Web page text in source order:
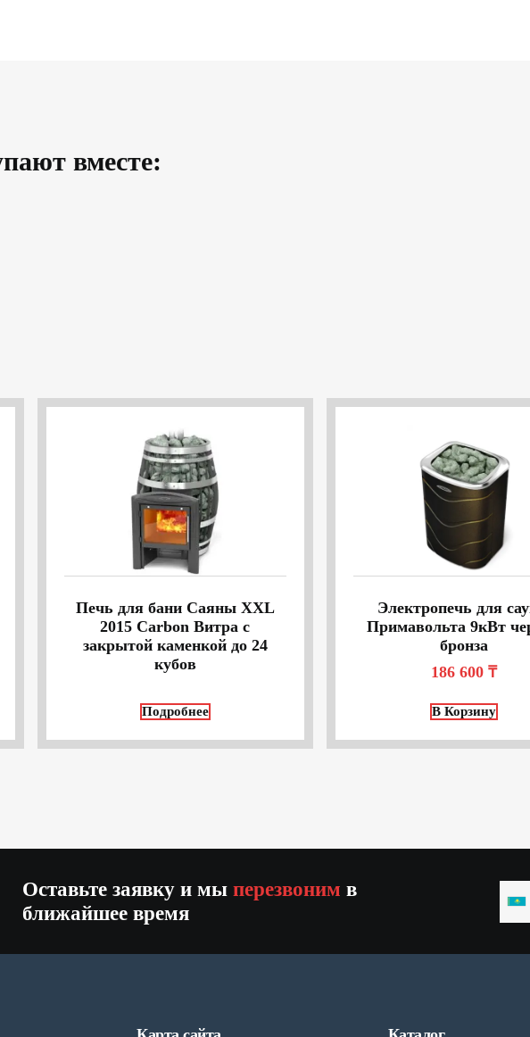
вместе:
Печь для бани Саяны XXL
2015 Carbon Витра с
закрытой каменкой до 24
кубов
Подробнее
Электропечь для
Примавольта 9кВт
бронза
186 600 ₸
В Корзину
Оставьте заявку и мыперезвоним в
ближайшее время